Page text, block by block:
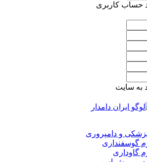
حساب کاربری
به سایت
و دامپروری
گوسفنداری
گاوداری